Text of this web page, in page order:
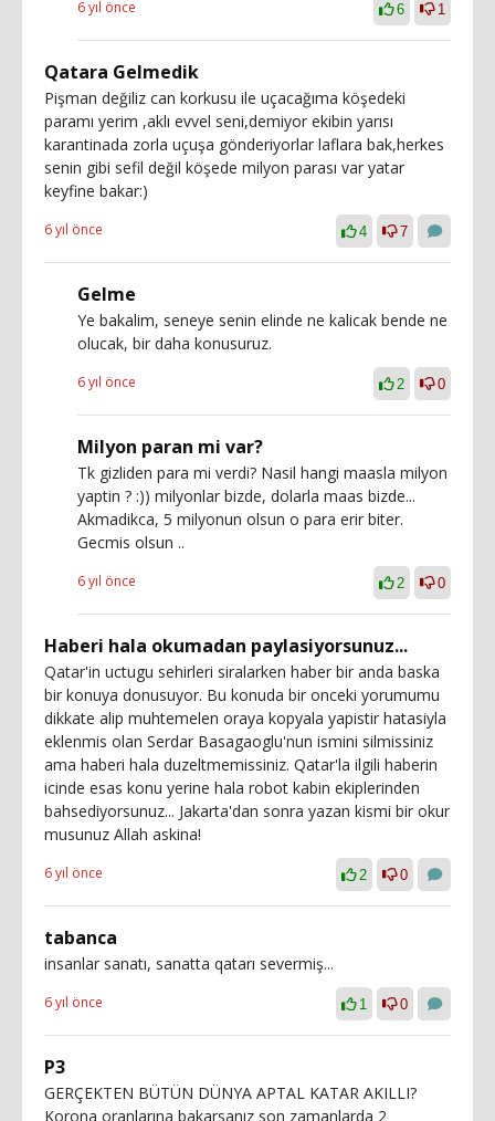
6 yıl önce 6 1
Qatara Gelmedik
Pişman değiliz can korkusu ile uçacağıma köşedeki
paramı yerim ,aklı evvel seni,demiyor ekibin yarısı
karantinada zorla uçuşa gönderiyorlar laflara bak,herkes
senin gibi sefil değil köşede milyon parası var yatar
keyfine bakar:)
6 yıl önce 4 7
Gelme
Ye bakalim, seneye senin elinde ne kalicak bende ne
olucak, bir daha konusuruz.
6 yıl önce 2 0
Milyon paran mi var?
Tk gizliden para mi verdi? Nasil hangi maasla milyon
yaptin ? :)) milyonlar bizde, dolarla maas bizde...
Akmadikca, 5 milyonun olsun o para erir biter.
Gecmis olsun ..
6 yıl önce 2 0
Haberi hala okumadan paylasiyorsunuz...
Qatar'in uctugu sehirleri siralarken haber bir anda baska
bir konuya donusuyor. Bu konuda bir onceki yorumumu
dikkate alip muhtemelen oraya kopyala yapistir hatasiyla
eklenmis olan Serdar Basagaoglu'nun ismini silmissiniz
ama haberi hala duzeltmemissiniz. Qatar'la ilgili haberin
icinde esas konu yerine hala robot kabin ekiplerinden
bahsediyorsunuz... Jakarta'dan sonra yazan kismi bir okur
musunuz Allah askina!
6 yıl önce 2 0
tabanca
insanlar sanatı, sanatta qatarı severmiş...
6 yıl önce 1 0
P3
GERÇEKTEN BÜTÜN DÜNYA APTAL KATAR AKILLI?
Korona oranlarına bakarsanız son zamanlarda 2